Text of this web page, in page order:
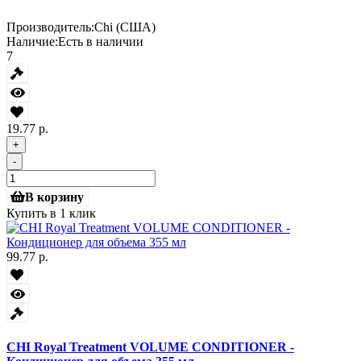
Производитель:Chi (США)
Наличие:Есть в наличии
7
19.77 р.
+
-
В корзину
Купить в 1 клик
99.77 р.
CHI Royal Treatment VOLUME CONDITIONER -